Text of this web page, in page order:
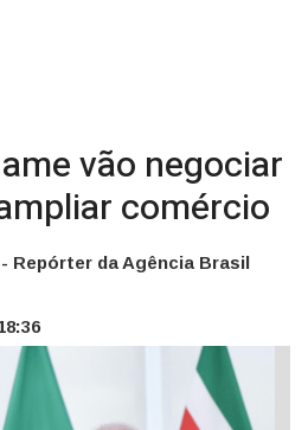
vão negociar
comércio
Repórter da Agência Brasil